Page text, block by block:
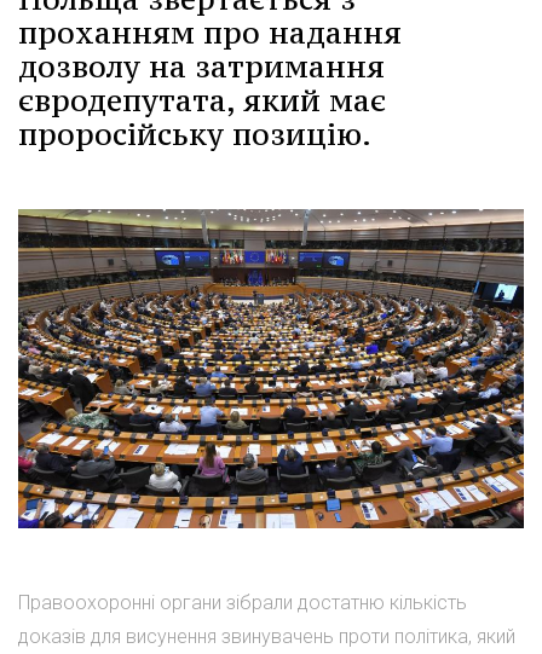
проханням про надання
дозволу на затримання
євродепутата, який має
проросійську позицію.
Правоохоронні органи зібрали достатню кількість
доказів для висунення звинувачень проти політика, який